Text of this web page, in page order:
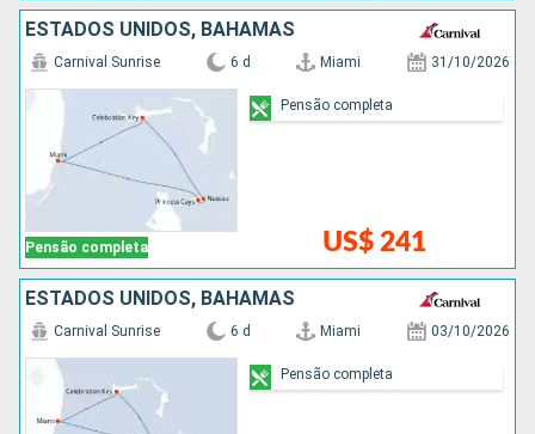
ESTADOS UNIDOS, BAHAMAS
Pensão completa
Carnival Sunrise 6 d Miami 31/10/2026
US$ 241
Pensão completa
ESTADOS UNIDOS, BAHAMAS
Carnival Sunrise 6 d Miami 03/10/2026
Pensão completa